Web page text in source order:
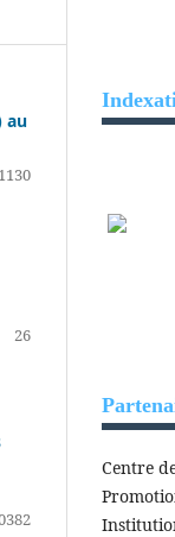
au
1130
26
Centre